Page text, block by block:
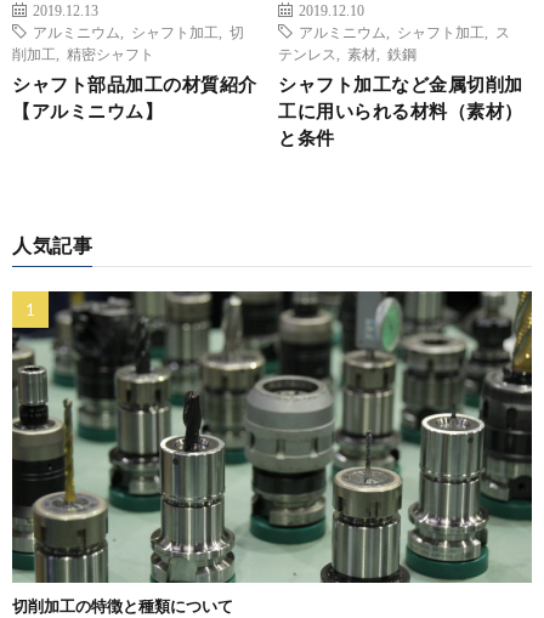
2019.12.13
アルミニウム
シャフト加工
切
削加工
精密シャフト
シャフト部品加工の材質紹介
【アルミニウム】
2019.12.10
アルミニウム
シャフト加工
ス
テンレス
素材 鉄鋼
シャフト加工など金属切削加
工に用いられる材料（素材）
と条件
人気記事
切削加工の特徴と種類について